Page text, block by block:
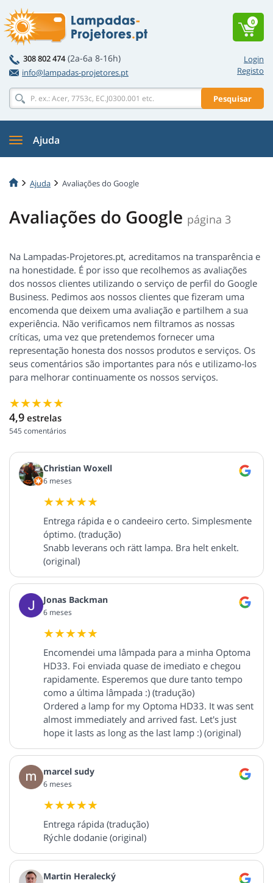
Login
Registo
308 802 474 (2a-6a 8-16h)
info@lampadas-projetores.pt
Pesquisar
0
Ajuda
Ajuda Avaliações do Google
Avaliações do Google página 3
Na Lampadas-Projetores.pt, acreditamos na transparência e
na honestidade. É por isso que recolhemos as avaliações
dos nossos clientes utilizando o serviço de perfil do Google
Business. Pedimos aos nossos clientes que fizeram uma
encomenda que deixem uma avaliação e partilhem a sua
experiência. Não verificamos nem filtramos as nossas
críticas, uma vez que pretendemos fornecer uma
representação honesta dos nossos produtos e serviços. Os
seus comentários são importantes para nós e utilizamo-los
para melhorar continuamente os nossos serviços.
4,9 estrelas
545 comentários
Christian Woxell
6 meses
Entrega rápida e o candeeiro certo. Simplesmente
óptimo. (tradução)
Snabb leverans och rätt lampa. Bra helt enkelt.
(original)
Jonas Backman
6 meses
Encomendei uma lâmpada para a minha Optoma
HD33. Foi enviada quase de imediato e chegou
rapidamente. Esperemos que dure tanto tempo
como a última lâmpada :) (tradução)
Ordered a lamp for my Optoma HD33. It was sent
almost immediately and arrived fast. Let's just
hope it lasts as long as the last lamp :) (original)
marcel sudy
6 meses
Entrega rápida (tradução)
Rýchle dodanie (original)
Martin Heralecký